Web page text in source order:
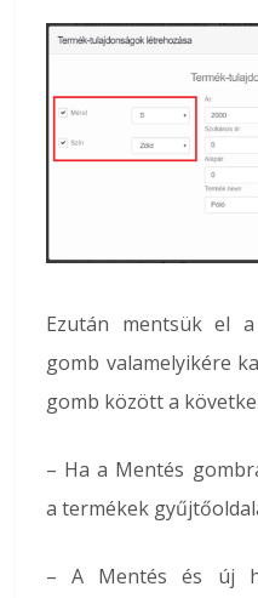
Ezután mentsük el
gomb valamelyikére
gomb között a
– Ha a Mentés
a termékek
– A Mentés és új